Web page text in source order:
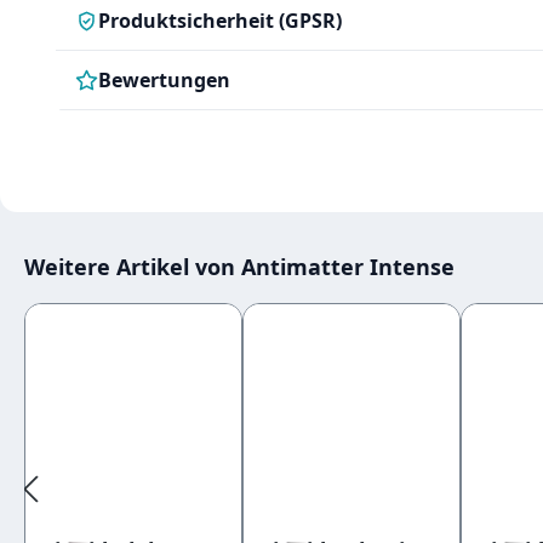
Produktsicherheit (GPSR)
Bewertungen
Weitere Artikel von Antimatter Intense
Produktgalerie überspringen